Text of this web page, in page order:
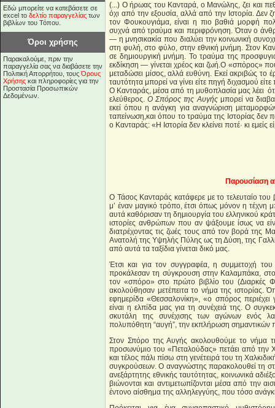
Εδώ μπορείτε να κατεβάσετε σε
excel το δελτίο παραγγελίας των
βιβλίων του Τόπου.
Όροι χρήσης
Παρακαλούμε, πριν την
παραγγελία σας να διαβάσετε την
Πολιτική Απορρήτου, τουςΌρους
Χρήσης και πληροφορίες για την
Προστασία Προσωπικών
Δεδομένων.
(...) Ο ήρωας του Κανταρά, ο Μανώλης, ζει και
όχι από την εξουσία, αλλά από την Ιστορία. Δεν
τον Φουκουγιάμα, είναι η πιο βαθιά μορφή
συχνά από τραύμα και περιφρόνηση. Όταν ο
— η μνησικακία που διαλύει την κοινωνική
στη φυλή, στο φύλο, στην εθνική μνήμη. Στον
σε δημιουργική μνήμη. Το τραύμα της
εκδίκηση — γίνεται χρέος και ζωή.Ο «σπόρος»
μεταδώσει μίσος, αλλά ευθύνη. Εκεί ακριβώς το
ταυτότητα μπορεί να γίνει είτε πηγή διχασμού
Ο Κανταράς, μέσα από τη μυθοπλασία μας λέει
ελεύθερος.Ο Σπόρος της Αυγήςμπορεί να
εκεί όπου η ανάγκη για αναγνώριση
ταπείνωση,και όπου το τραύμα της Ιστορίας δεν
ο Κανταράς: «Η Ιστορία δεν κλείνει ποτέ· κι εμείς
Παρουσίαση
Ο Τάσος Κανταράς κατάφερε με το τελευταίο
μ’ έναν μαγικό τρόπο, έτσι όπως μόνον η τέχνη
αυτά καθόρισαν τη δημιουργία του ελληνικού
ιστορίες ανθρώπων που αν ψάξουμε ίσως να
διατρέχοντας τις ζωές τους από τον βορά της
Ανατολή της Υψηλής Πύλης ως τη Δύση, της
από αυτά τα ταξίδια γίνεται δικό μας.
Έτσι και για τον συγγραφέα, η συμμετοχή
προκάλεσαν τη σύγκρουση στην Καλαμπάκα,
τον «σπόρο» στο πρώτο βιβλίο του (Διαρκές
ακολούθησαν μετέπειτα το νήμα της ιστορίας.
εφημερίδα «Θεσσαλονίκη», «ο σπόρος
είναι η ελπίδα μας για τη συνέχειά της. Ο
σκυτάλη της συνέχισης των αγώνων ενός
πολυπόθητη “αυγή”, την εκπλήρωση σημαντικών
Στον Σπόρο της Αυγής ακολουθούμε το νήμα
προσωνύμιο του «Πεταλούδας» πετάει από την
και τέλος πάλι πίσω στη γενέτειρά του τη
συγκρούσεων. Ο αναγνώστης παρακολουθεί τη
ανεξάρτητης εθνικής ταυτότητας, κοινωνικά
βιώνονται και αντιμετωπίζονται μέσα από την
έντονο αίσθημα της αλληλεγγύης, που τόσο